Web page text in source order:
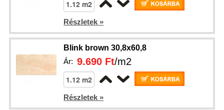
Részletek »
Blink brown 30,8x60,8
Ár:9.690 Ft/m2
Részletek »